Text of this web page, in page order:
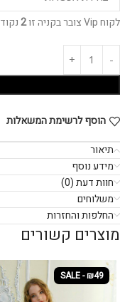
לקוח Vip צובר בקניה זו 2
הוסף לרשימת המשאלות
תיאור
מידע נוסף
חוות דעת (0)
משלוחים
החלפות והחזרות
מוצרים קשורים
SALE - ₪49